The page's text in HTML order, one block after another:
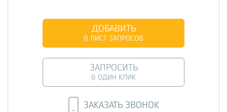
ДОБАВИТЬ
В ЛИСТ ЗАПРОСОВ
ЗАПРОСИТЬ
В ОДИН КЛИК
ЗАКАЗАТЬ ЗВОНОК